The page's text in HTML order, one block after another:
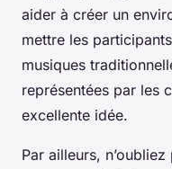
aider à créer un
mettre les
musiques
représentées par les
excellente idée.
Par ailleurs,